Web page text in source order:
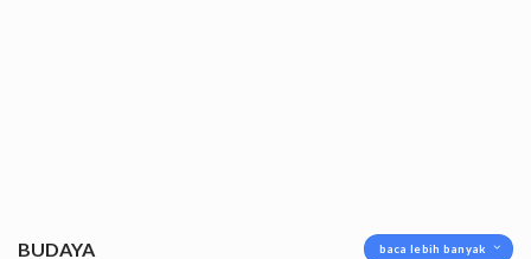
BUDAYA baca lebih banyak